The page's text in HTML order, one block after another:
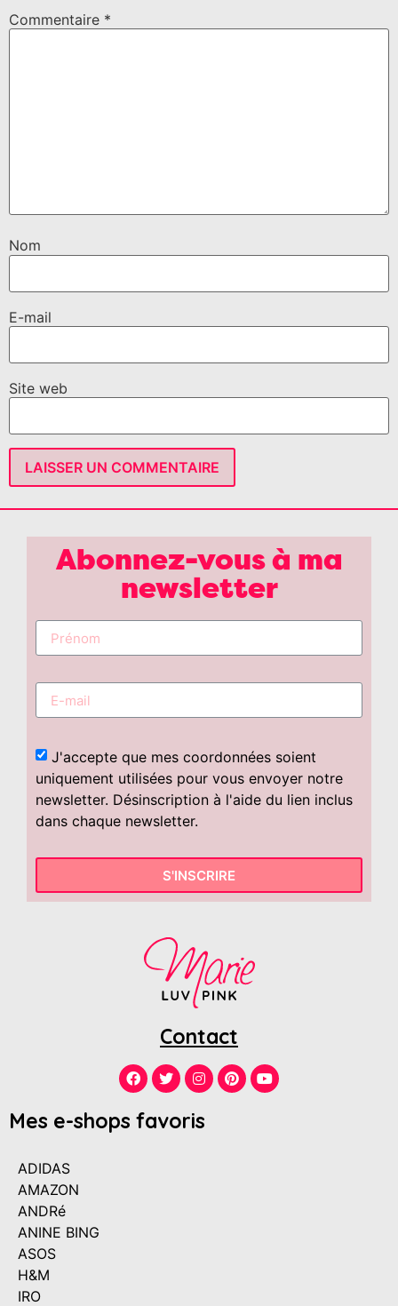
Commentaire *
Nom
E-mail
Site web
Abonnez-vous à ma
newsletter
J'accepte que mes coordonnées soient
uniquement utilisées pour vous envoyer notre
newsletter. Désinscription à l'aide du lien inclus
dans chaque newsletter.
S'INSCRIRE
Contact
Mes e-shops favoris
ADIDAS
AMAZON
ANDRé
ANINE BING
ASOS
H&M
IRO